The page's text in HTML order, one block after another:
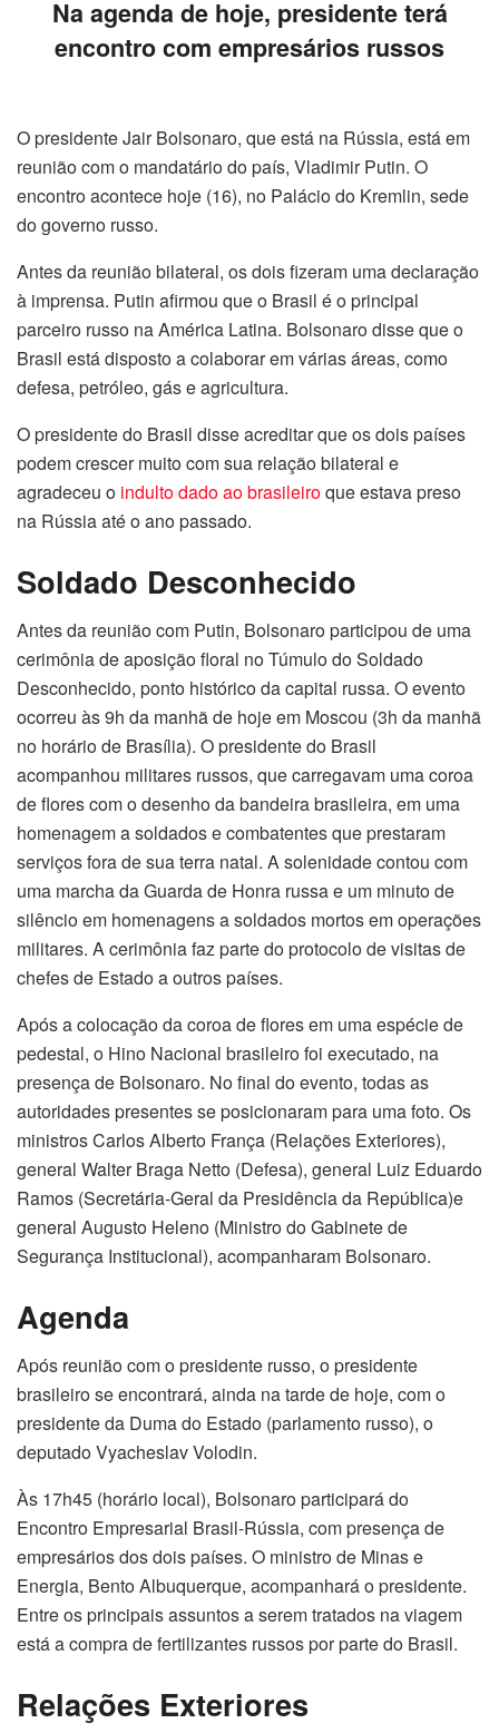
Na agenda de hoje, presidente terá
encontro com empresários russos
O presidente Jair Bolsonaro, que está na Rússia, está em
reunião com o mandatário do país, Vladimir Putin. O
encontro acontece hoje (16), no Palácio do Kremlin, sede
do governo russo.
Antes da reunião bilateral, os dois fizeram uma declaração
à imprensa. Putin afirmou que o Brasil é o principal
parceiro russo na América Latina. Bolsonaro disse que o
Brasil está disposto a colaborar em várias áreas, como
defesa, petróleo, gás e agricultura.
O presidente do Brasil disse acreditar que os dois países
podem crescer muito com sua relação bilateral e
agradeceu o indulto dado ao brasileiroque estava preso
na Rússia até o ano passado.
Soldado Desconhecido
Antes da reunião com Putin, Bolsonaro participou de uma
cerimônia de aposição floral no Túmulo do Soldado
Desconhecido, ponto histórico da capital russa. O evento
ocorreu às 9h da manhã de hoje em Moscou (3h da manhã
no horário de Brasília). O presidente do Brasil
acompanhou militares russos, que carregavam uma coroa
de flores com o desenho da bandeira brasileira, em uma
homenagem a soldados e combatentes que prestaram
serviços fora de sua terra natal. A solenidade contou com
uma marcha da Guarda de Honra russa e um minuto de
silêncio em homenagens a soldados mortos em operações
militares. A cerimônia faz parte do protocolo de visitas de
chefes de Estado a outros países.
Após a colocação da coroa de flores em uma espécie de
pedestal, o Hino Nacional brasileiro foi executado, na
presença de Bolsonaro. No final do evento, todas as
autoridades presentes se posicionaram para uma foto. Os
ministros Carlos Alberto França (Relações Exteriores),
general Walter Braga Netto (Defesa), general Luiz Eduardo
Ramos (Secretária-Geral da Presidência da República)e
general Augusto Heleno (Ministro do Gabinete de
Segurança Institucional), acompanharam Bolsonaro.
Agenda
Após reunião com o presidente russo, o presidente
brasileiro se encontrará, ainda na tarde de hoje, com o
presidente da Duma do Estado (parlamento russo), o
deputado Vyacheslav Volodin.
Às 17h45 (horário local), Bolsonaro participará do
Encontro Empresarial Brasil-Rússia, com presença de
empresários dos dois países. O ministro de Minas e
Energia, Bento Albuquerque, acompanhará o presidente.
Entre os principais assuntos a serem tratados na viagem
está a compra de fertilizantes russos por parte do Brasil.
Relações Exteriores